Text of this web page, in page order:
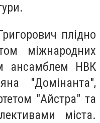
плідно
міжнародних
ансамблем НВК
"Домінанта",
"Айстра" та
міста.